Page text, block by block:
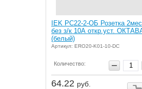
IEK РС22-2-ОБ Розетка
без з/к 10А откр.уст.
(белый)
Артикул: ERO20-K01-10-DC
Количество:
64.22 руб.